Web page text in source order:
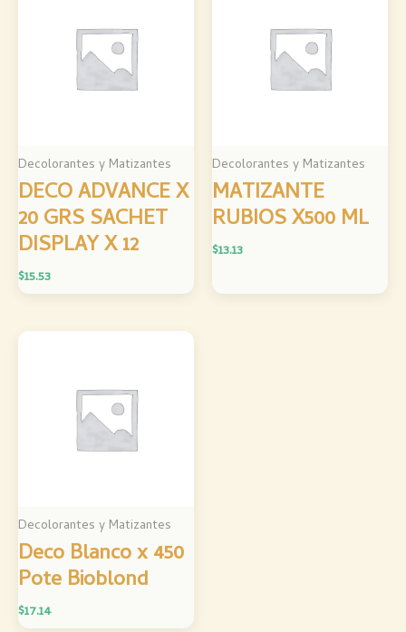
Decolorantes y Matizantes
DECO ADVANCE X
20 GRS SACHET
DISPLAY X 12
$15.53
Decolorantes y Matizantes
MATIZANTE
RUBIOS X500 ML
$13.13
Decolorantes y Matizantes
Deco Blanco x 450
Pote Bioblond
$17.14